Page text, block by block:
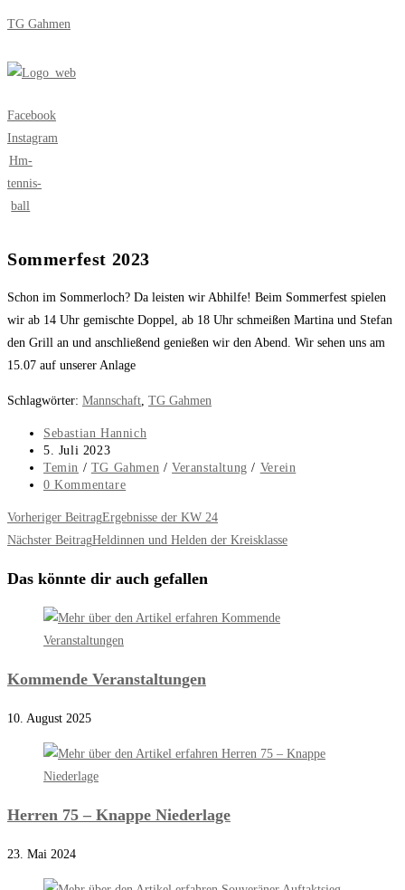
Zum
springen
TG Gahmen
Facebook
Instagram
Hm-
tennis-
ball
Sommerfest 2023
Schon im Sommerloch? Da leisten wir Abhilfe! Beim Sommerfest spielen
wir ab 14 Uhr gemischte Doppel, ab 18 Uhr schmeißen Martina und Stefan
den Grill an und anschließend genießen wir den Abend. Wir sehen uns am
15.07 auf unserer Anlage
Schlagwörter: Mannschaft, TG Gahmen
Beitrags-
Autor:
Sebastian Hannich
Beitrag
veröffentlicht:
5. Juli 2023
Beitrags-
Kategorie:
Temin / TG Gahmen / Veranstaltung / Verein
Beitrags-
0 Kommentare
Weitere
Artikel
ansehen
Vorheriger BeitragErgebnisse der KW 24
Nächster BeitragHeldinnen und Helden der Kreisklasse
Das könnte dir auch gefallen
Kommende Veranstaltungen
10. August 2025
Herren 75 – Knappe Niederlage
23. Mai 2024